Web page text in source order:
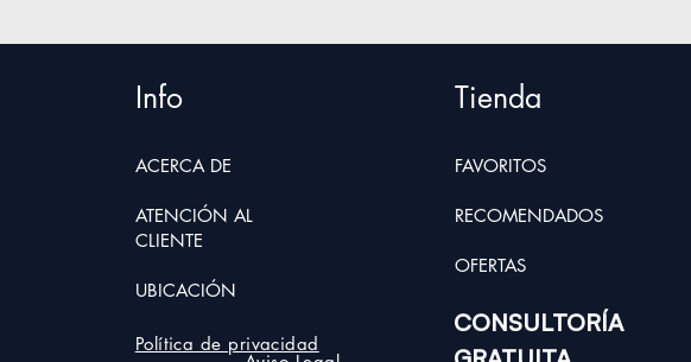
Info
ACERCA DE
ATENCIÓN AL
CLIENTE
UBICACIÓN
Política de privacidad
Tienda
FAVORITOS
RECOMENDADOS
OFERTAS
CONSULTORÍA